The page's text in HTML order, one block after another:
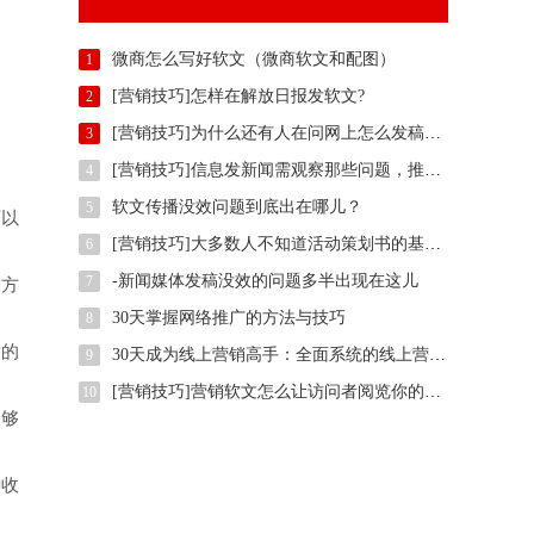
1 微商怎么写好软文（微商软文和配图）
2 [营销技巧]怎样在解放日报发软文?
3 [营销技巧]为什么还有人在问网上怎么发稿？用智慧软文
4 [营销技巧]信息发新闻需观察那些问题，推广方法有那些？
5 软文传播没效问题到底出在哪儿？
6 [营销技巧]大多数人不知道活动策划书的基本样式是什么,我们一起了解下
7 -新闻媒体发稿没效的问题多半出现在这儿
8 30天掌握网络推广的方法与技巧
9 30天成为线上营销高手：全面系统的线上营销培训
10 [营销技巧]营销软文怎么让访问者阅览你的整篇文案